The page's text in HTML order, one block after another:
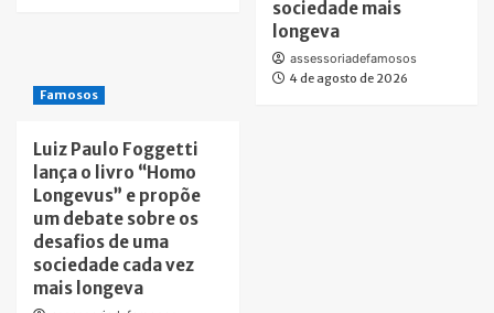
sociedade mais
longeva
assessoriadefamosos
4 de agosto de 2026
Famosos
Luiz Paulo Foggetti
lança o livro “Homo
Longevus” e propõe
um debate sobre os
desafios de uma
sociedade cada vez
mais longeva